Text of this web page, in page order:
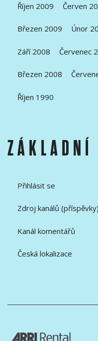
Říjen 2009 Červen
Březen 2009 Únor
Září 2008 Červenec
Březen 2008
Říjen 1990
ZÁKLADNÍ
Přihlásit se
Zdroj kanálů (příspěvky)
Kanál komentářů
Česká lokalizace